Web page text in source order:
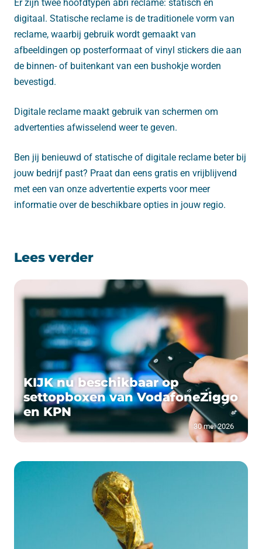
Er zijn twee hoofdtypen abri reclame: statisch en
digitaal. Statische reclame is de traditionele vorm van
reclame, waarbij gebruik wordt gemaakt van
afbeeldingen op posterformaat of vinyl stickers die aan
de binnen- of buitenkant van een bushokje worden
bevestigd.
Digitale reclame maakt gebruik van schermen om
advertenties afwisselend weer te geven.
Ben jij benieuwd of statische of digitale reclame beter bij
jouw bedrijf past? Praat dan eens gratis en vrijblijvend
met een van onze advertentie experts voor meer
informatie over de beschikbare opties in jouw regio.
Lees verder
KIJK nu beschikbaar op
settopboxen van VodafoneZiggo
en KPN
30 mei 2026